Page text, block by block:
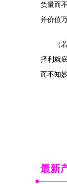
负量而
并价值
（
择利就
而不知
最新